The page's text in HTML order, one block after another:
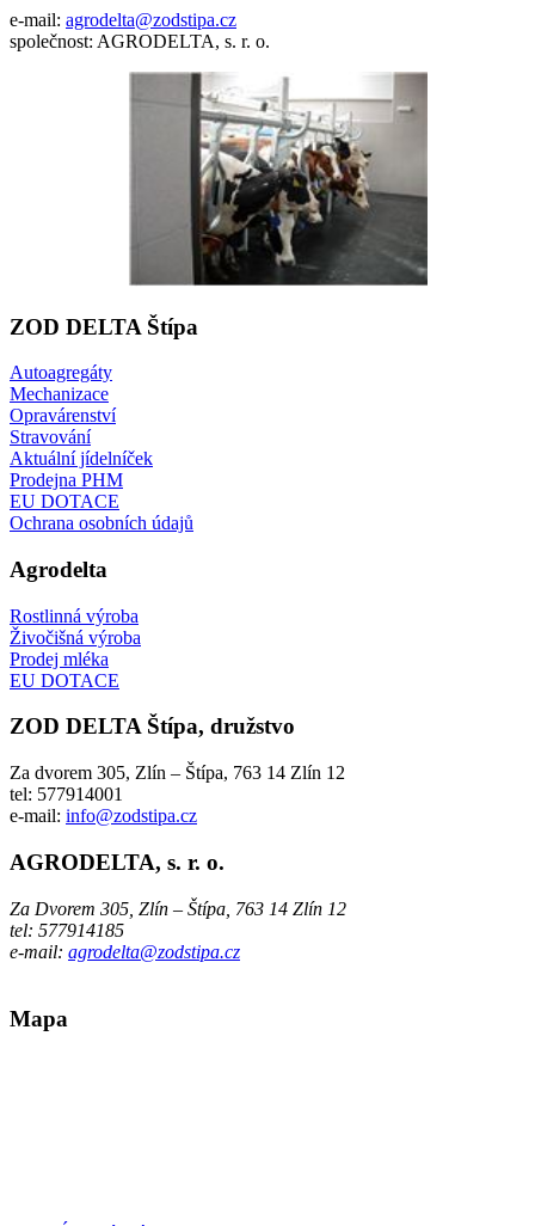
e-mail: agrodelta@zodstipa.cz
společnost: AGRODELTA, s. r. o.
ZOD DELTA Štípa
Autoagregáty
Mechanizace
Opravárenství
Stravování
Aktuální jídelníček
Prodejna PHM
EU DOTACE
Ochrana osobních údajů
Agrodelta
Rostlinná výroba
Živočišná výroba
Prodej mléka
EU DOTACE
ZOD DELTA Štípa, družstvo
Za dvorem 305, Zlín – Štípa, 763 14 Zlín 12
tel: 577914001
e-mail: info@zodstipa.cz
AGRODELTA, s. r. o.
Za Dvorem 305, Zlín – Štípa, 763 14 Zlín 12
tel: 577914185
e-mail: agrodelta@zodstipa.cz
Mapa